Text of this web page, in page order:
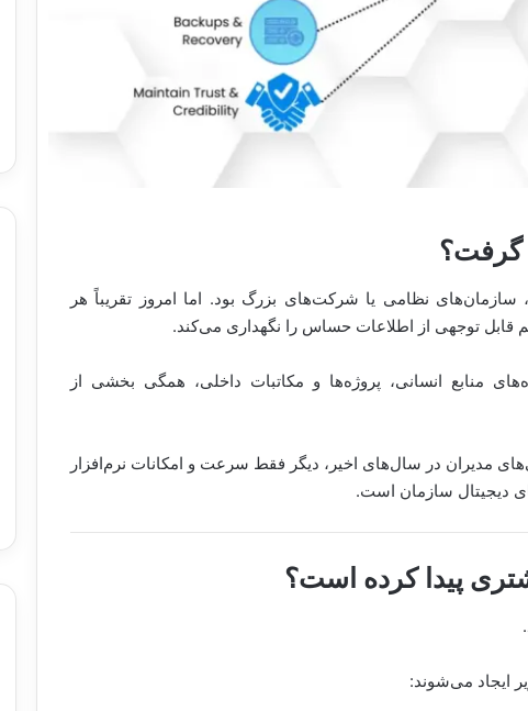
گرفت؟
سازمان‌های نظامی یا شرکت‌های بزرگ بود. اما امروز تقریباً هر
قابل توجهی از اطلاعات حساس را نگهداری می‌کند.
منابع انسانی، پروژه‌ها و مکاتبات داخلی، همگی بخشی از
مدیران در سال‌های اخیر، دیگر فقط سرعت و امکانات نرم‌افزار
دیجیتال سازمان است.
پیدا کرده است؟
ایجاد می‌شوند: